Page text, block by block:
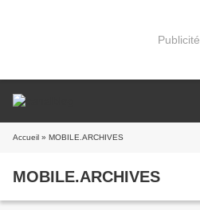
Publicité
Accueil » MOBILE.ARCHIVES
MOBILE.ARCHIVES